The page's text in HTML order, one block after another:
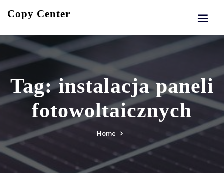
Copy Center
Tag:instalacja paneli
fotowoltaicznych
Home